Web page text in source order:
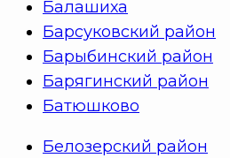
Балашиха
Барсуковский район
Барыбинский район
Барягинский район
Батюшково
Белозерский район